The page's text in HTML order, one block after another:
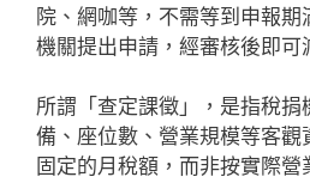
院、網咖等，不需等到申報
機關提出申請，經審核後即可
所謂「查定課徵」，是指稅捐
備、座位數、營業規模等客觀
固定的月稅額，而非按實際